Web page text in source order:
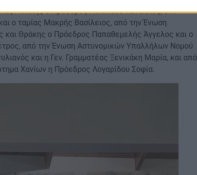
Αττικής ο Πρόεδρος Νικολάου Κανέλλος, ο Α΄
ο ταμίας Μακρής Βασίλειος, από την Ένωση
και Θράκης ο Πρόεδρος Παπαθεμελής Άγγελος και ο
από την Ένωση Αστυνομικών Υπαλλήλων Νομού
και η Γεν. Γραμματέας Ξενικάκη Μαρία, και από
Χανίων η Πρόεδρος Λογαρίδου Σοφία.